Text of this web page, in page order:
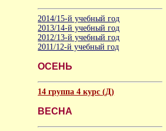
2014/15-й учебный год
2013/14-й учебный год
2012/13-й учебный год
2011/12-й учебный год
ОСЕНЬ
14 группа 4 курс (Д)
ВЕСНА